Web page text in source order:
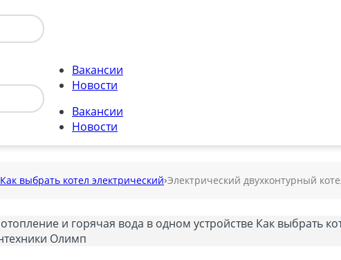
Вакансии
Новости
Вакансии
Новости
Как выбрать котел электрический Электрический двухконтурный